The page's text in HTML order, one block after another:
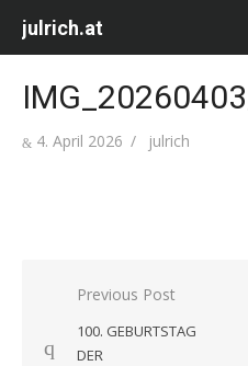
julrich.at
Posted
4. April 2026 Author
julrich
Beitragsnavigation
Previous Post
100. GEBURTSTAG
DER